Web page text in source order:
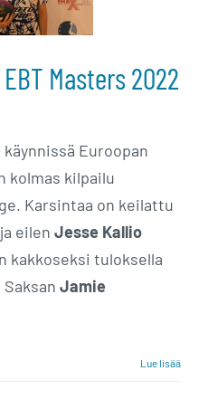
Masters 2022
Euroopan
kolmas kilpailu
Karsintaa on keilattu
eilen Jesse Kallio
kakkoseksi tuloksella
Jamie
Lue lisää